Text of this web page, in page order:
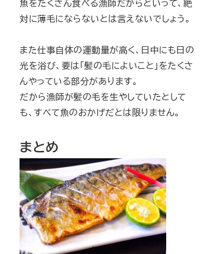
魚をたくさん食べる漁師だからといって、絶
対に薄毛にならないとは言えないでしょう。
また仕事自体の運動量が高く、日中にも日の
光を浴び、要は「髪の毛によいこと」をたくさ
んやっている部分があります。
だから漁師が髪の毛を生やしていたとして
も、すべて魚のおかげだとは限りません。
まとめ